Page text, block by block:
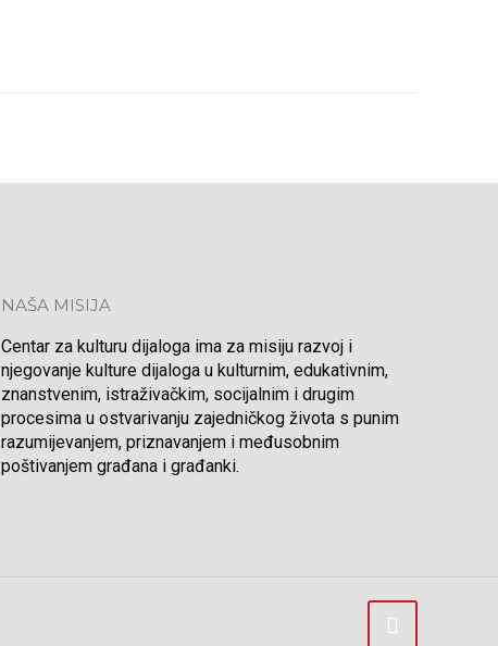
NAŠA MISIJA
Centar za kulturu dijaloga ima za misiju razvoj i
njegovanje kulture dijaloga u kulturnim, edukativnim,
znanstvenim, istraživačkim, socijalnim i drugim
procesima u ostvarivanju zajedničkog života s punim
razumijevanjem, priznavanjem i međusobnim
poštivanjem građana i građanki.